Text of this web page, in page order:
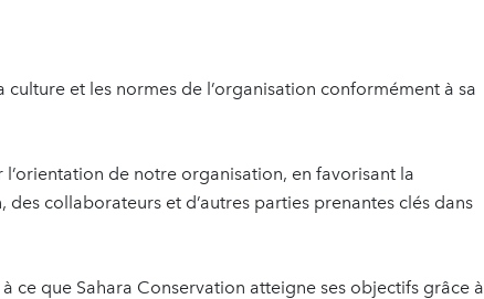
culture et les normes de l’organisation conformément à sa
l’orientation de notre organisation, en favorisant la
collaborateurs et d’autres parties prenantes clés dans
ce que Sahara Conservation atteigne ses objectifs grâce à